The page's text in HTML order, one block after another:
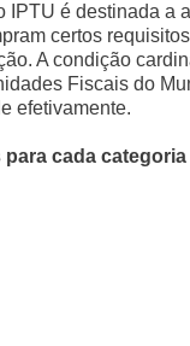
IPTU é destinada a
certos
A condição
Fiscais do
efetivamente.
cada